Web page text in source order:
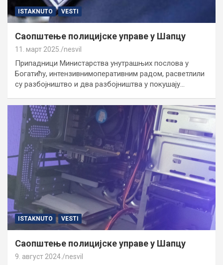
ISTAKNUTO VESTI
Саопштење полицијске управе у Шапцу
11. март 2025. nesvil
Припадници Министарства унутрашњих послова у
Богатићу, интензивнимоперативним радом, расветлили
су разбојништво и два разбојништва у покушају…
ISTAKNUTO VESTI
Саопштење полицијске управе у Шапцу
9. август 2024. nesvil